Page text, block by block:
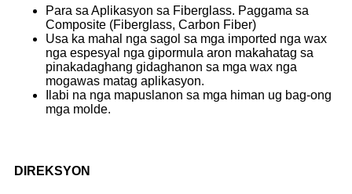
Para sa Aplikasyon sa Fiberglass. Paggama sa
Composite (Fiberglass, Carbon Fiber)
Usa ka mahal nga sagol sa mga imported nga wax
nga espesyal nga gipormula aron makahatag sa
pinakadaghang gidaghanon sa mga wax nga
mogawas matag aplikasyon.
Ilabi na nga mapuslanon sa mga himan ug bag-ong
mga molde.
DIREKSYON